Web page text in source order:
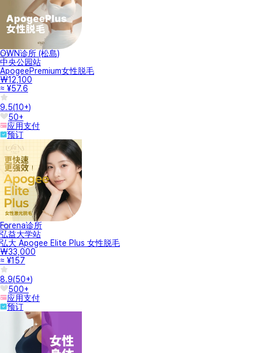
OWN诊所 (松島)
中央公园站
ApogeePremium女性脱毛
₩12,100
≈ ¥57.6
9.5(10+)
50+
应用支付
预订
Forena诊所
弘益大学站
弘大 Apogee Elite Plus 女性脱毛
₩33,000
≈ ¥157
8.9(50+)
500+
应用支付
预订